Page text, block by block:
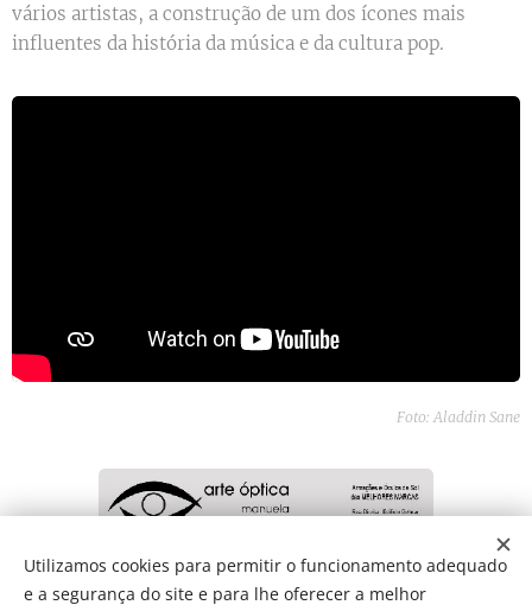
vários artistas, a construção de um dos ícones mais
influentes da história da música e da cultura pop.
Foto: Aladdin Sane
Share
Utilizamos cookies para permitir o funcionamento adequado
e a segurança do site e para lhe oferecer a melhor